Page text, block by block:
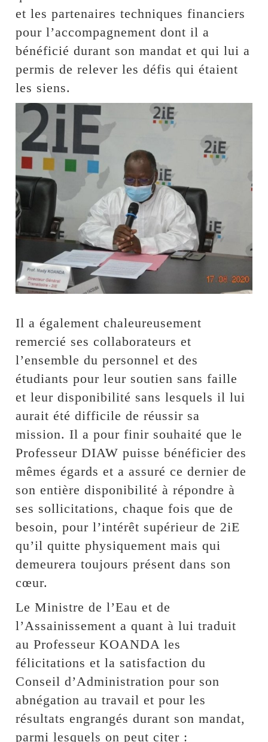
et les partenaires techniques financiers
pour l’accompagnement dont il a
bénéficié durant son mandat et qui lui a
permis de relever les défis qui étaient
les siens.
Il a également chaleureusement
remercié ses collaborateurs et
l’ensemble du personnel et des
étudiants pour leur soutien sans faille
et leur disponibilité sans lesquels il lui
aurait été difficile de réussir sa
mission. Il a pour finir souhaité que le
Professeur DIAW puisse bénéficier des
mêmes égards et a assuré ce dernier de
son entière disponibilité à répondre à
ses sollicitations, chaque fois que de
besoin, pour l’intérêt supérieur de 2iE
qu’il quitte physiquement mais qui
demeurera toujours présent dans son
cœur.
Le Ministre de l’Eau et de
l’Assainissement a quant à lui traduit
au Professeur KOANDA les
félicitations et la satisfaction du
Conseil d’Administration pour son
abnégation au travail et pour les
résultats engrangés durant son mandat,
parmi lesquels on peut citer :